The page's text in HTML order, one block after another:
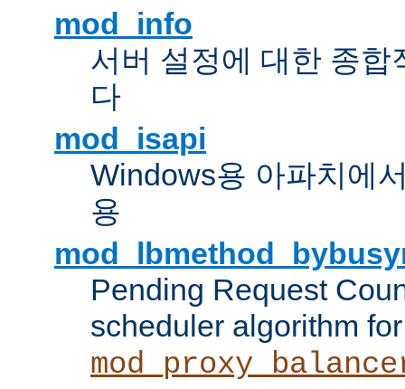
mod_info
서버 설정에 대한 종합
다
mod_isapi
Windows용 아파치에
용
Pending Request
scheduler algorithm for